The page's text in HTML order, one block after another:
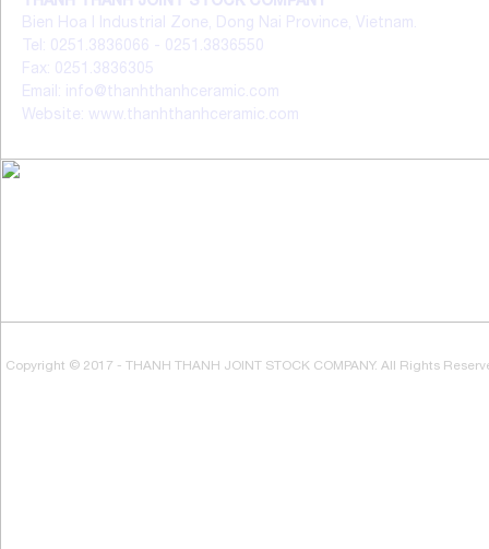
Bien Hoa I Industrial Zone, Dong Nai Province, Vietnam.
Tel: 0251.3836066 - 0251.3836550
Fax: 0251.3836305
Email: info@thanhthanhceramic.com
Website: www.thanhthanhceramic.com
Copyright © 2017 - THANH THANH JOINT STOCK COMPANY. All Rights